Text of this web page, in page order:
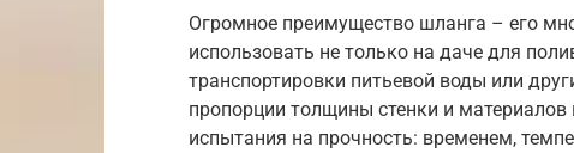
Огромное преимущество шланга – его
использовать не только на даче для
транспортировки питьевой воды или
пропорции толщины стенки и
испытания на прочность: временем,